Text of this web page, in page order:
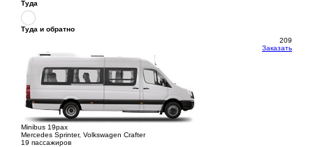
Туда
Туда и обратно
209
Заказать
Minibus 19pax
Mercedes Sprinter, Volkswagen Crafter
19 пассажиров